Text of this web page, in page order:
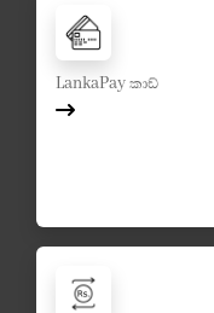
LankaPay කාඩ්